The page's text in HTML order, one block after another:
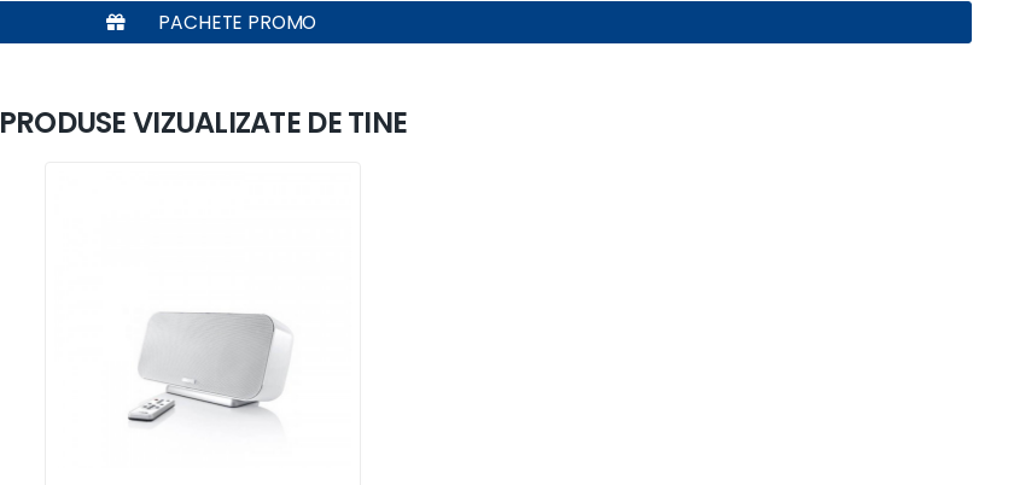
PACHETE PROMO
PRODUSE VIZUALIZATE DE TINE